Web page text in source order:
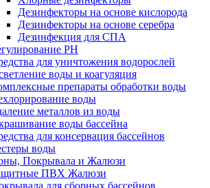
Дезинфекторы на основе кислорода
Дезинфекторы на основе серебра
Дезинфекция для СПА
РН
для уничтожения водорослей
воды и коагуляция
препараты обработки воды
воды
металлов из воды
воды бассейна
для консервация бассейнов
воды
Покрывала и Жалюзи
ПВХ Жалюзи
для сборных бассейнов